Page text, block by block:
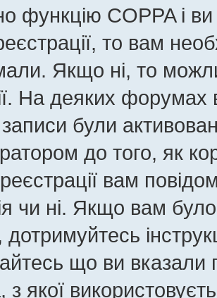
функцію COPPA і
то вам
Якщо ні, то
На деяких форумах
записи були
до того, як
вам
чи ні. Якщо вам
що ви
з якої